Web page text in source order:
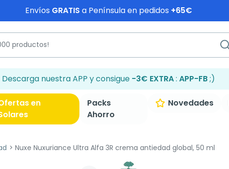
Envíos GRATIS a Península en pedidos +65€
Descarga nuestra APP y consigue -3€ EXTRA: APP-FB;)
en
Packs
Ahorro
Novedades
Nuxe Nuxuriance Ultra Alfa 3R crema antiedad global, 50 ml